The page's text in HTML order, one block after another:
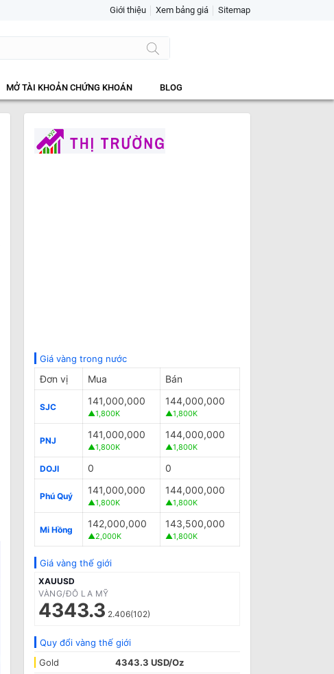
Giới thiệu Xem bảng giá Sitemap
MỞ TÀI KHOẢN CHỨNG KHOÁN BLOG
Giá vàng trong nước
Đơn vị Mua Bán
SJC
141,000,000
▲1,800K
144,000,000
▲1,800K
PNJ
141,000,000
▲1,800K
144,000,000
▲1,800K
DOJI 0 0
Phú Quý
141,000,000
▲1,800K
144,000,000
▲1,800K
Mi Hồng
142,000,000
▲2,000K
143,500,000
▲1,800K
Giá vàng thế giới
XAUUSD
VÀNG/ĐÔ LA MỸ
4343.3 2.406(102)
Quy đổi vàng thế giới
Gold
4343.3 USD/Oz